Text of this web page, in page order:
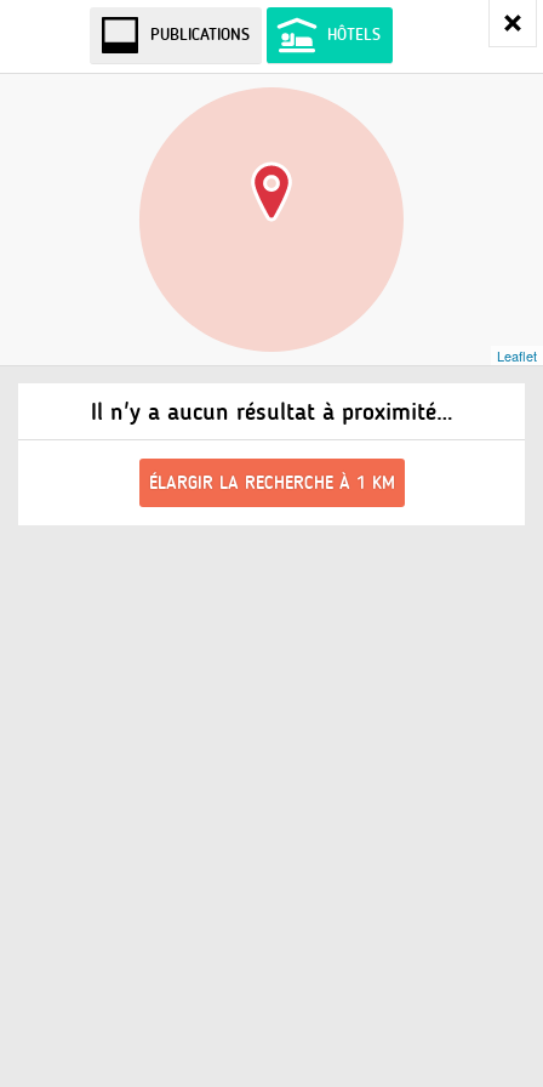
PUBLICATIONS HÔTELS
Il n'y a aucun résultat à proximité…
ÉLARGIR LA RECHERCHE À 1 KM
Leaflet